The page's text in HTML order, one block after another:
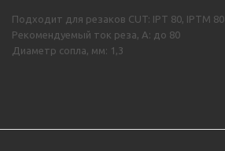
Подходит для резаков CUT: IPT 80, IPTM 80
Рекомендуемый ток реза, А: до 80
Диаметр сопла, мм: 1,3